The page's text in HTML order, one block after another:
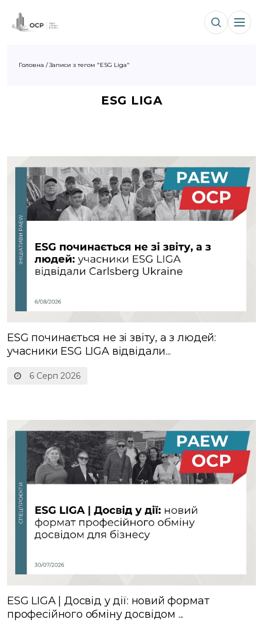
Головна /Записи з тегом "ESG Liga"
ESG LIGA
6 Серп 2026
ESG починається не зі звіту, а з людей:
учасники ESG LIGA відвідали...
ESG LIGA | Досвід у дії: новий формат
професійного обміну досвідом ...